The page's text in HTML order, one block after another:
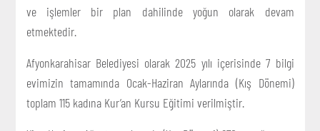
ve işlemler bir plan dahilinde yoğun olarak devam
etmektedir.
Afyonkarahisar Belediyesi olarak 2025 yılı içerisinde 7 bilgi
evimizin tamamında Ocak-Haziran Aylarında (Kış Dönemi)
toplam 115 kadına Kur’an Kursu Eğitimi verilmiştir.